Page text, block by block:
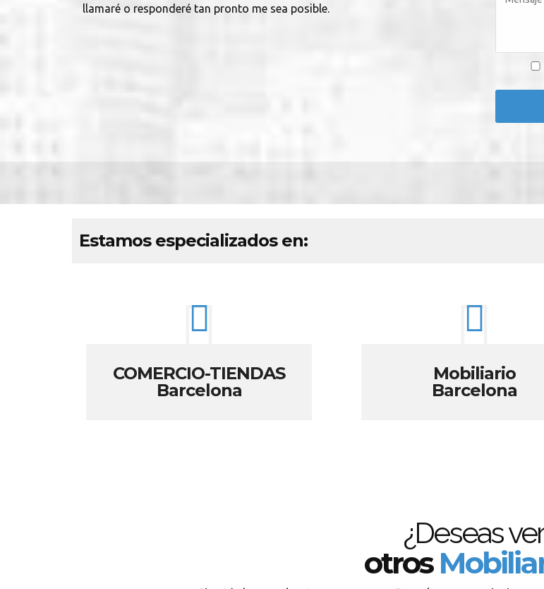
llamaré o responderé tan pronto me sea posible.
Estamos especializados en:
COMERCIO-TIENDAS
Barcelona
Mobiliario
Barcelona
¿Deseas ver
otros